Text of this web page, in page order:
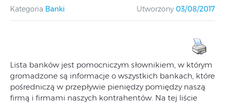
Kategoria Banki Utworzony 03/08/2017
Lista banków jest pomocniczym słownikiem, w którym
gromadzone są informacje o wszystkich bankach, które
pośredniczą w przepływie pieniędzy pomiędzy naszą
firmą i firmami naszych kontrahentów. Na tej liście